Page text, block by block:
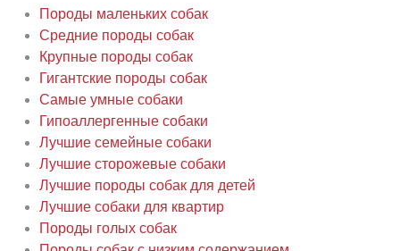
Породы маленьких собак
Средние породы собак
Крупные породы собак
Гигантские породы собак
Самые умные собаки
Гипоаллергенные собаки
Лучшие семейные собаки
Лучшие сторожевые собаки
Лучшие породы собак для детей
Лучшие собаки для квартир
Породы голых собак